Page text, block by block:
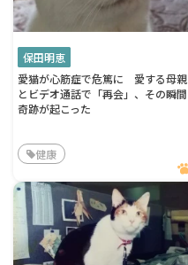
保田明恵
愛猫が心筋症で危篤に 愛する母親
とビデオ通話で「再会」、その瞬間
奇跡が起こった
健康